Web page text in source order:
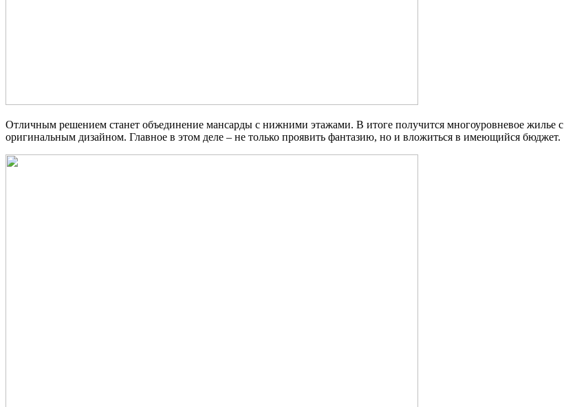
Отличным решением станет объединение мансарды с нижними этажами. В итоге получится многоуровневое жилье с
оригинальным дизайном. Главное в этом деле – не только проявить фантазию, но и вложиться в имеющийся бюджет.